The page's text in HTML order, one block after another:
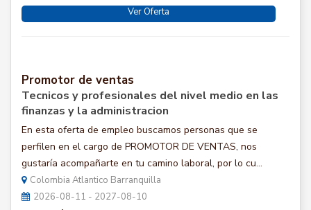
Ver Oferta
Promotor de ventas
Tecnicos y profesionales del nivel medio en las
finanzas y la administracion
En esta oferta de empleo buscamos personas que se
perfilen en el cargo de PROMOTOR DE VENTAS, nos
gustaría acompañarte en tu camino laboral, por lo cu...
Colombia Atlantico Barranquilla
2026-08-11 - 2027-08-10